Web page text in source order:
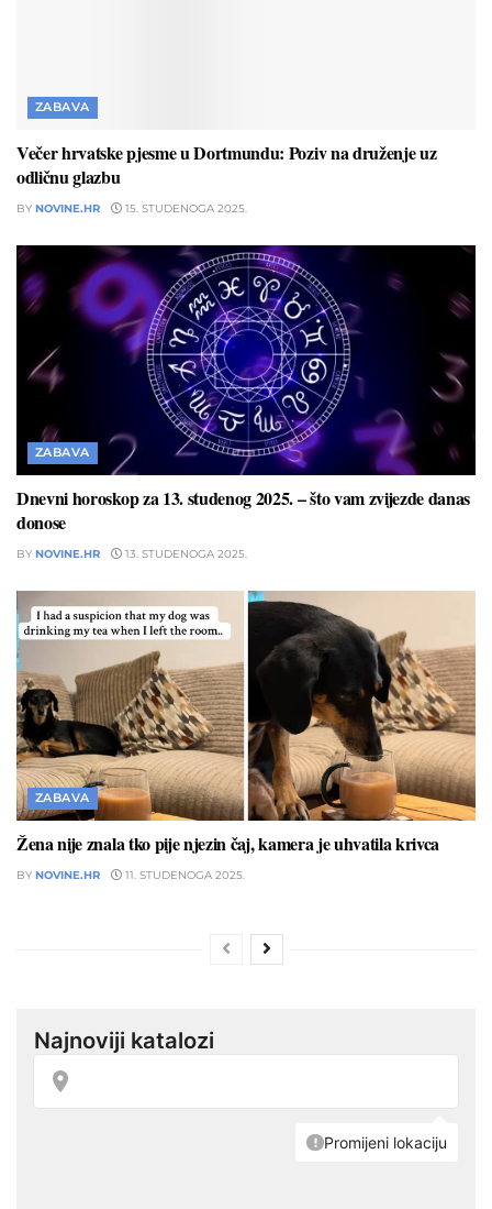
ZABAVA
Večer hrvatske pjesme u Dortmundu: Poziv na druženje uz
odličnu glazbu
BY NOVINE.HR 15. STUDENOGA 2025.
ZABAVA
Dnevni horoskop za 13. studenog 2025. – što vam zvijezde danas
donose
BY NOVINE.HR 13. STUDENOGA 2025.
ZABAVA
Žena nije znala tko pije njezin čaj, kamera je uhvatila krivca
BY NOVINE.HR 11. STUDENOGA 2025.